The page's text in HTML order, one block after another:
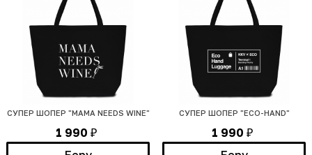
СУПЕР ШОПЕР "MAMA NEEDS WINE"
1 990 ₽
СУПЕР ШОПЕР "ECO-HAND"
1 990 ₽